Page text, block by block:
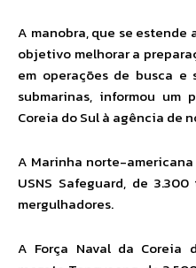
A manobra, que se estende
objetivo melhorar a
em operações de busca e
submarinas, informou um
Coreia do Sul à agência de
A Marinha norte-
USNS Safeguard, de
mergulhadores.
A Força Naval da Coreia